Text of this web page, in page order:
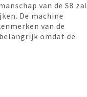
van de S8 zal
De machine
van de
omdat de